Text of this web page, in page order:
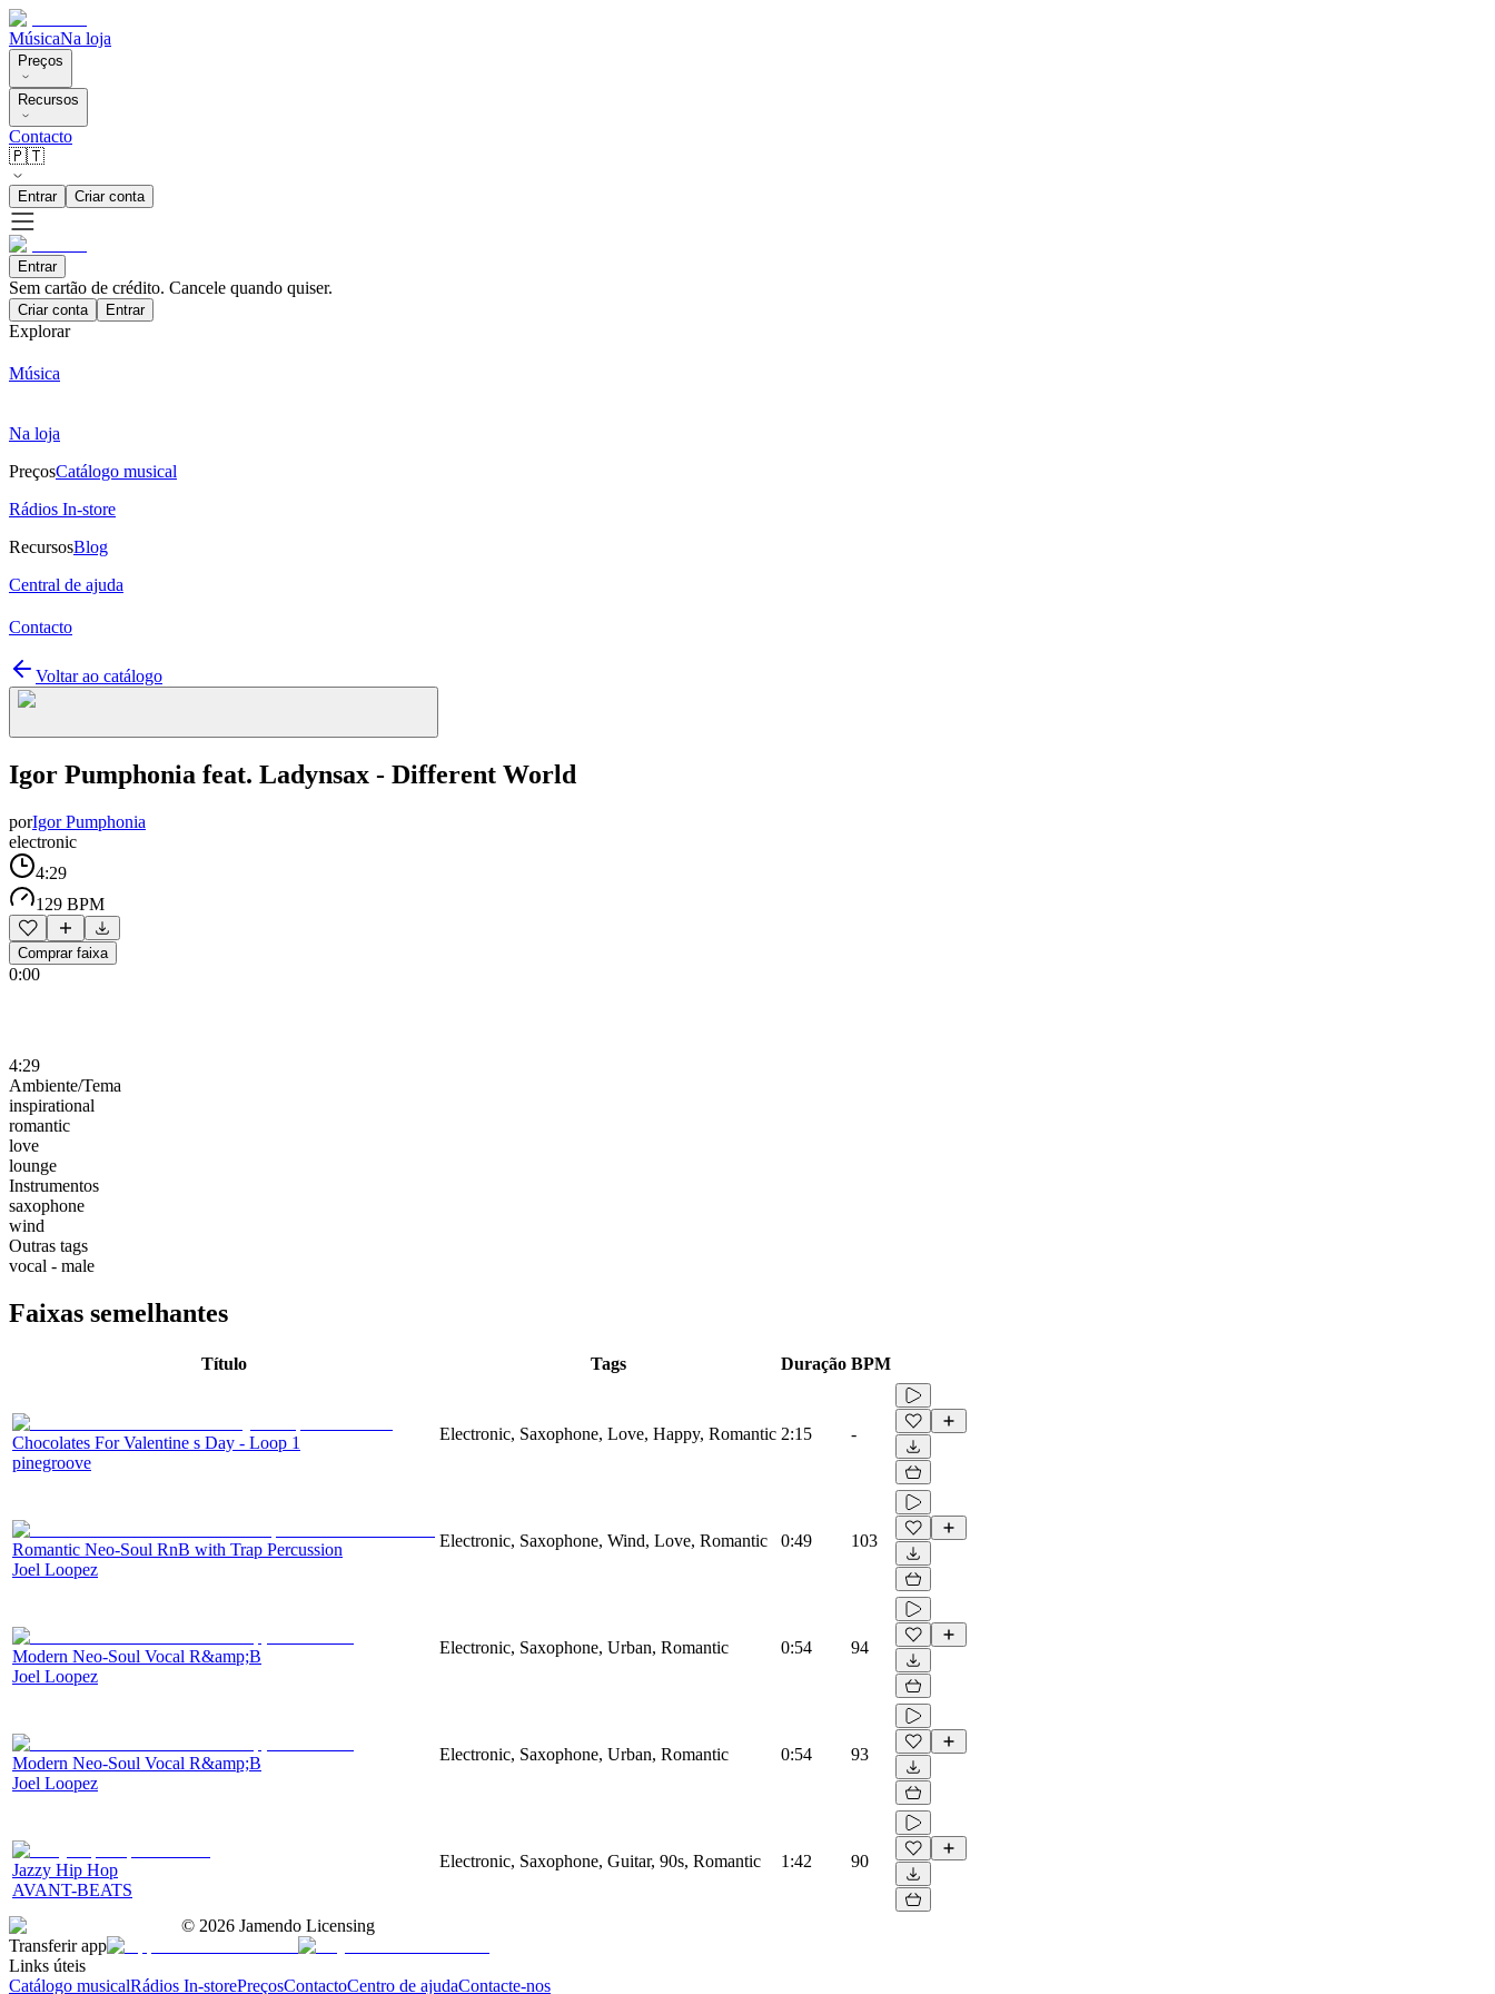
MúsicaNa loja
Preços
Recursos
Contacto
🇵🇹
Entrar Criar conta
Entrar
Sem cartão de crédito. Cancele quando quiser.
Criar conta Entrar
Explorar
Música
Na loja
PreçosCatálogo musical
Rádios In-store
RecursosBlog
Central de ajuda
Contacto
Voltar ao catálogo
Igor Pumphonia feat. Ladynsax - Different World
porIgor Pumphonia
electronic
4:29
129 BPM
Comprar faixa
0:00
4:29
Ambiente/Tema
inspirational
romantic
love
lounge
Instrumentos
saxophone
wind
Outras tags
vocal - male
Faixas semelhantes
Título Tags Duração BPM
Chocolates For Valentine s Day - Loop 1
pinegroove
Electronic, Saxophone, Love, Happy, Romantic 2:15 -
Romantic Neo-Soul RnB with Trap Percussion
Joel Loopez
Electronic, Saxophone, Wind, Love, Romantic 0:49 103
Modern Neo-Soul Vocal R&amp;B
Joel Loopez
Electronic, Saxophone, Urban, Romantic 0:54 94
Modern Neo-Soul Vocal R&amp;B
Joel Loopez
Electronic, Saxophone, Urban, Romantic 0:54 93
Jazzy Hip Hop
AVANT-BEATS
Electronic, Saxophone, Guitar, 90s, Romantic 1:42 90
© 2026 Jamendo Licensing
Transferir app
Links úteis
Catálogo musicalRádios In-storePreçosContactoCentro de ajudaContacte-nos